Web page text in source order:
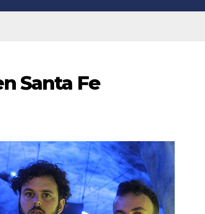
Santa Fe